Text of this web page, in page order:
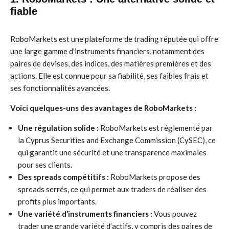
fiable
RoboMarkets est une plateforme de trading réputée qui offre
une large gamme d’instruments financiers, notamment des
paires de devises, des indices, des matières premières et des
actions. Elle est connue pour sa fiabilité, ses faibles frais et
ses fonctionnalités avancées.
Voici quelques-uns des avantages de RoboMarkets :
Une régulation solide : RoboMarkets est réglementé par
la Cyprus Securities and Exchange Commission (CySEC), ce
qui garantit une sécurité et une transparence maximales
pour ses clients.
Des spreads compétitifs : RoboMarkets propose des
spreads serrés, ce qui permet aux traders de réaliser des
profits plus importants.
Une variété d’instruments financiers : Vous pouvez
trader une grande variété d’actifs, y compris des paires de